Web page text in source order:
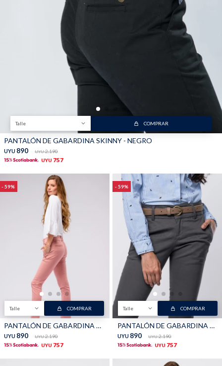
Talle COMPRAR
PANTALÓN DE GABARDINA SKINNY - NEGRO
UYU 890 UYU 2.190
UYU 757
59
Talle COMPRAR
PANTALÓN DE GABARDINA SKINNY - Rosa
UYU 890 UYU 2.190
UYU 757
59
Talle COMPRAR
PANTALÓN DE GABARDINA SKINNY - VERDE
UYU 890 UYU 2.190
UYU 757